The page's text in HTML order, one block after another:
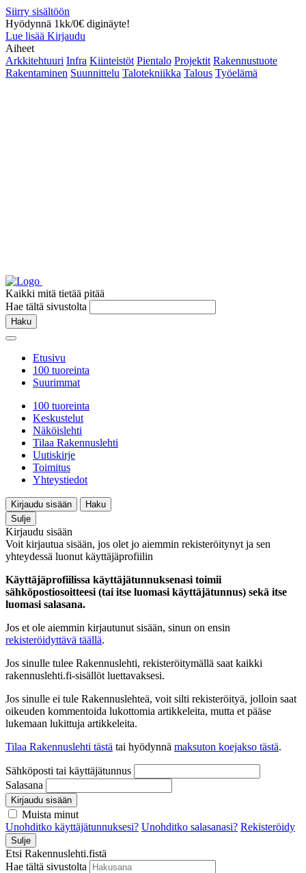
Siirry sisältöön
Hyödynnä 1kk/0€ diginäyte!
Lue lisää Kirjaudu
Aiheet
Arkkitehtuuri Infra Kiinteistöt Pientalo Projektit Rakennustuote
Rakentaminen Suunnittelu Talotekniikka Talous Työelämä
Kaikki mitä tietää pitää
Hae tältä sivustolta
Haku
Etusivu
100 tuoreinta
Suurimmat
100 tuoreinta
Keskustelut
Näköislehti
Tilaa Rakennuslehti
Uutiskirje
Toimitus
Yhteystiedot
Kirjaudu sisään
Haku
Sulje
Kirjaudu sisään
Voit kirjautua sisään, jos olet jo aiemmin rekisteröitynyt ja sen
yhteydessä luonut käyttäjäprofiilin
Käyttäjäprofiilissa käyttäjätunnuksenasi toimii
sähköpostiosoitteesi (tai itse luomasi käyttäjätunnus) sekä itse
luomasi salasana.
Jos et ole aiemmin kirjautunut sisään, sinun on ensin
rekisteröidyttävä täällä.
Jos sinulle tulee Rakennuslehti, rekisteröitymällä saat kaikki
rakennuslehti.fi-sisällöt luettavaksesi.
Jos sinulle ei tule Rakennuslehteä, voit silti rekisteröityä, jolloin saat
oikeuden kommentoida lukottomia artikkeleita, mutta et pääse
lukemaan lukittuja artikkeleita.
Tilaa Rakennuslehti tästä tai hyödynnä maksuton koejakso tästä.
Sähköposti tai käyttäjätunnus
Salasana
Kirjaudu sisään
Muista minut
Unohditko käyttäjätunnuksesi? Unohditko salasanasi? Rekisteröidy
Sulje
Etsi Rakennuslehti.fistä
Hae tältä sivustolta